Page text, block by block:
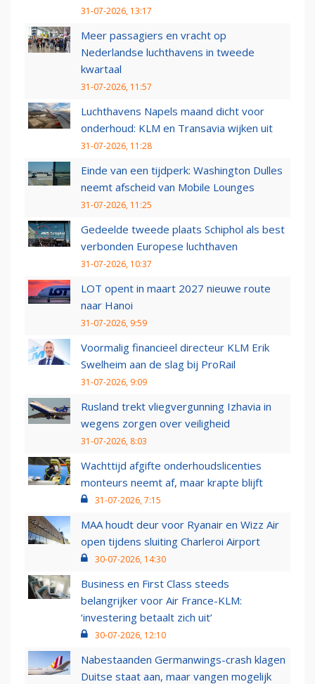
31-07-2026, 13:17
Meer passagiers en vracht op
Nederlandse luchthavens in tweede
kwartaal
31-07-2026, 11:57
Luchthavens Napels maand dicht voor
onderhoud: KLM en Transavia wijken uit
31-07-2026, 11:28
Einde van een tijdperk: Washington Dulles
neemt afscheid van Mobile Lounges
31-07-2026, 11:25
Gedeelde tweede plaats Schiphol als best
verbonden Europese luchthaven
31-07-2026, 10:37
LOT opent in maart 2027 nieuwe route
naar Hanoi
31-07-2026, 9:59
Voormalig financieel directeur KLM Erik
Swelheim aan de slag bij ProRail
31-07-2026, 9:09
Rusland trekt vliegvergunning Izhavia in
wegens zorgen over veiligheid
31-07-2026, 8:03
Wachttijd afgifte onderhoudslicenties
monteurs neemt af, maar krapte blijft
31-07-2026, 7:15
MAA houdt deur voor Ryanair en Wizz Air
open tijdens sluiting Charleroi Airport
30-07-2026, 14:30
Business en First Class steeds
belangrijker voor Air France-KLM:
‘investering betaalt zich uit’
30-07-2026, 12:10
Nabestaanden Germanwings-crash klagen
Duitse staat aan, maar vangen mogelijk